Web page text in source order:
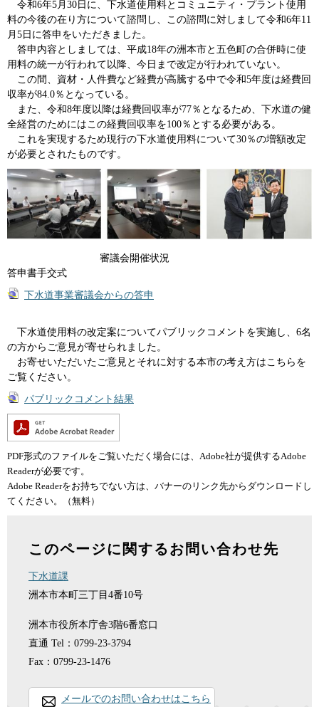
令和6年5月30日に、下水道使用料とコミュニティ・プラント使用
料の今後の在り方について諮問し、この諮問に対しまして令和6年11
月5日に答申をいただきました。
答申内容としましては、平成18年の洲本市と五色町の合併時に使
用料の統一が行われて以降、今日まで改定が行われていない。
この間、資材・人件費など経費が高騰する中で令和5年度は経費回
収率が84.0％となっている。
また、令和8年度以降は経費回収率が77％となるため、下水道の健
全経営のためにはこの経費回収率を100％とする必要がある。
これを実現するため現行の下水道使用料について30％の増額改定
が必要とされたものです。
審議会開催状況
答申書手交式
下水道事業審議会からの答申
下水道使用料の改定案についてパブリックコメントを実施し、6名
の方からご意見が寄せられました。
お寄せいただいたご意見とそれに対する本市の考え方はこちらを
ご覧ください。
パブリックコメント結果
PDF形式のファイルをご覧いただく場合には、Adobe社が提供するAdobe
Readerが必要です。
Adobe Readerをお持ちでない方は、バナーのリンク先からダウンロードし
てください。（無料）
このページに関するお問い合わせ先
下水道課
洲本市本町三丁目4番10号
洲本市役所本庁舎3階6番窓口
直通 Tel：0799-23-3794
Fax：0799-23-1476
メールでのお問い合わせはこちら